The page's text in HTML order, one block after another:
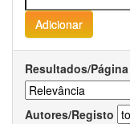
Resultados/Página
Autores/Registo